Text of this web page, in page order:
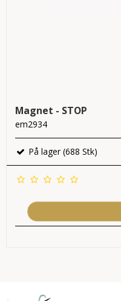
Magnet - STOP
em2934
På lager (688 Stk)